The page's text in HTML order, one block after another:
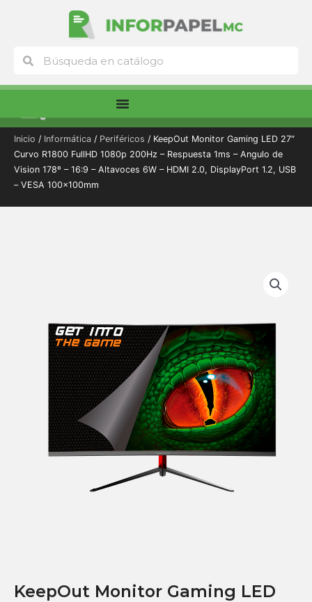
Buscar
Inicio / Informática / Periféricos / KeepOut Monitor Gaming LED 27″
Curvo R1800 FullHD 1080p 200Hz – Respuesta 1ms – Angulo de
Vision 178º – 16:9 – Altavoces 6W – HDMI 2.0, DisplayPort 1.2, USB
– VESA 100x100mm
KeepOut Monitor Gaming LED